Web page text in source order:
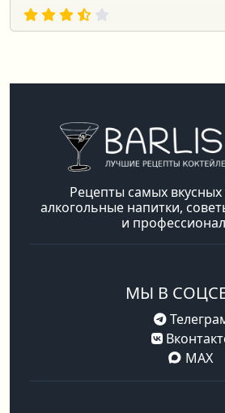
Рецепты самых вкусных
алкогольные напитки,
и
МЫ В
MAX